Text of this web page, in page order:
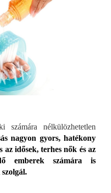
számára nélkülözhetetlen
nagyon gyors, hatékony
az idősek, terhes nők és az
emberek számára is
szolgál.